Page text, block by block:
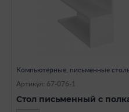
Компьютерные, письменные
Артикул: 67-076-1
Стол письменный с